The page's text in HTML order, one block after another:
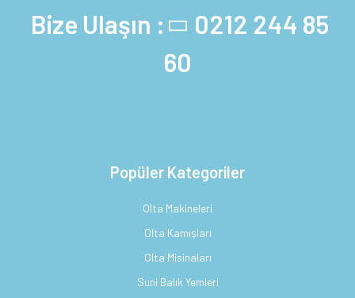
Bize Ulaşın : 0212 244 85
60
Popüler Kategoriler
Olta Makineleri
Olta Kamışları
Olta Misinaları
Suni Balık Yemleri